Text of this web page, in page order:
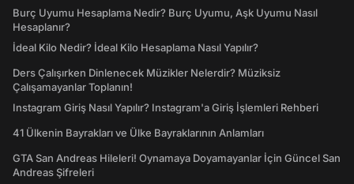
Burç Uyumu Hesaplama Nedir? Burç Uyumu, Aşk Uyumu Nasıl
Hesaplanır?
İdeal Kilo Nedir? İdeal Kilo Hesaplama Nasıl Yapılır?
Ders Çalışırken Dinlenecek Müzikler Nelerdir? Müziksiz
Çalışamayanlar Toplanın!
Instagram Giriş Nasıl Yapılır? Instagram'a Giriş İşlemleri Rehberi
41 Ülkenin Bayrakları ve Ülke Bayraklarının Anlamları
GTA San Andreas Hileleri! Oynamaya Doyamayanlar İçin Güncel San
Andreas Şifreleri